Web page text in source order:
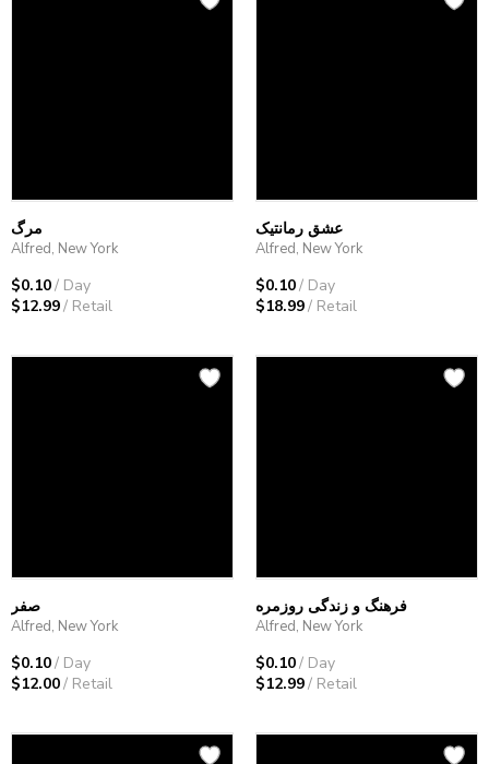
مرگ
Alfred, New York
$0.10/ Day
$12.99/ Retail
عشق رمانتیک
Alfred, New York
$0.10/ Day
$18.99/ Retail
صفر
Alfred, New York
$0.10/ Day
$12.00/ Retail
فرهنگ و زندگی روزمره
Alfred, New York
$0.10/ Day
$12.99/ Retail